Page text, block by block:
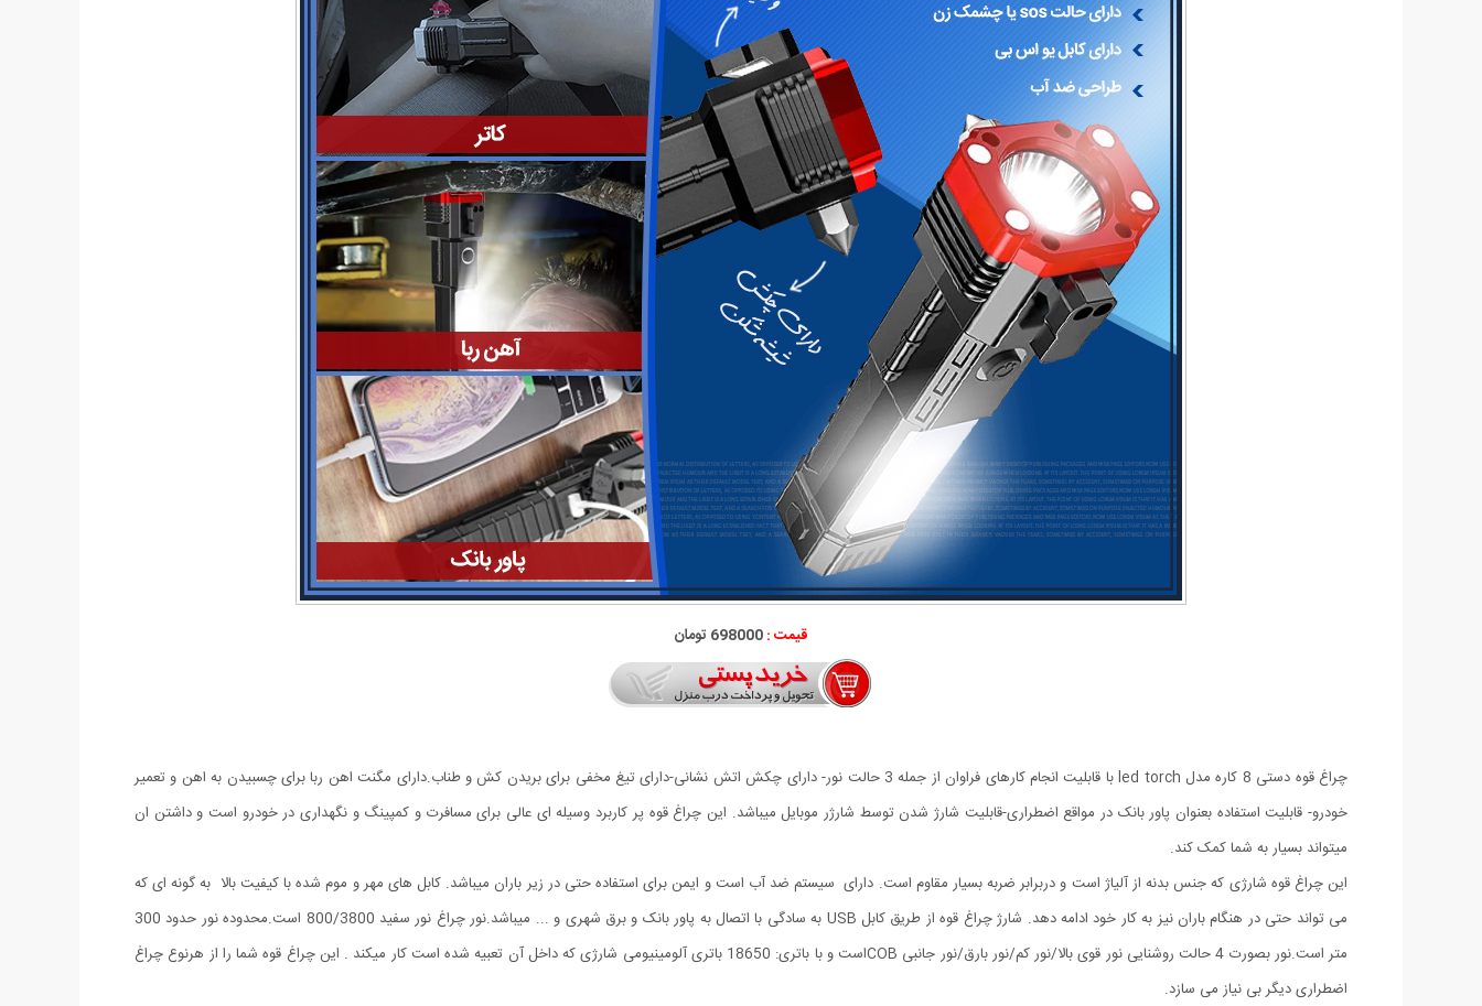
قیمت :698000 تومان
چراغ قوه دستی 8 کاره مدل led torch با قابلیت انجام کارهای فراوان از جمله 3 حالت نور- دارای چکش اتش نشانی-دارای تیغ مخفی برای بریدن کش و طناب.دارای مگنت اهن ربا برای چسبیدن به اهن و تعمیر
خودرو- قابلیت استفاده بعنوان پاور بانک در مواقع اضطراری-قابلیت شارژ شدن توسط شارژر موبایل میباشد. این چراغ قوه پر کاربرد وسیله ای عالی برای مسافرت و کمپینگ و نگهداری در خودرو است و داشتن ان
میتواند بسیار به شما کمک کند.
این چراغ قوه شارژی که جنس بدنه از آلیاژ است و دربرابر ضربه بسیار مقاوم است. دارای سیستم ضد آب است و ایمن برای استفاده حتی در زیر باران میباشد. کابل های مهر و موم شده با کیفیت بالا به گونه ای که
می تواند حتی در هنگام باران نیز به کار خود ادامه دهد. شارژ چراغ قوه از طریق کابل USB به سادگی با اتصال به پاور بانک و برق شهری و ... میباشد.نور چراغ نور سفید 800/3800 است.محدوده نور حدود 300
متر است.نور بصورت 4 حالت روشنایی نور قوی بالا/نور کم/نور بارق/نور جانبی COBاست و با باتری: 18650 باتری آلومینیومی شارژی که داخل آن تعبیه شده است کار میکند . این چراغ قوه شما را از هرنوع چراغ
اضطراری دیگر بی نیاز می سازد.